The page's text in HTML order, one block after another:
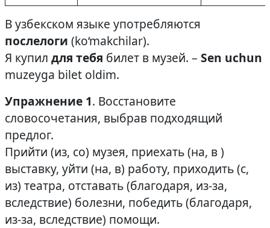
В узбекском языке употребляются
послелоги (ko‘makchilar).
Я купил для тебя билет в музей. – Sen uchun
muzeyga bilet oldim.
Упражнение 1. Восстановите
словосочетания, выбрав подходящий
предлог.
Прийти (из, со) музея, приехать (на, в )
выставку, уйти (на, в) работу, приходить (с,
из) театра, отставать (благодаря, из-за,
вследствие) болезни, победить (благодаря,
из-за, вследствие) помощи.